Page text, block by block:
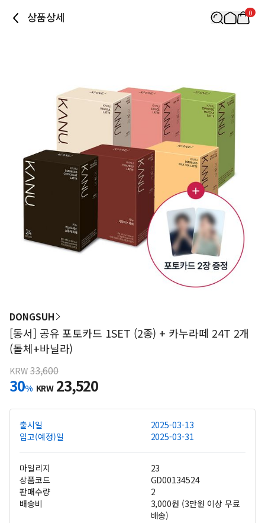
상품상세 0
DONGSUH
[동서] 공유 포토카드 1SET (2종) + 카누라떼 24T 2개
(돌체+바닐라)
KRW 33,600
30% KRW 23,520
출시일
2025-03-13
입고(예정)일
2025-03-31
마일리지
23
상품코드
GD00134524
판매수량
2
배송비
3,000원 (3만원 이상 무료
배송)